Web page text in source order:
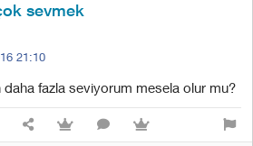
sevmek
21:10
fazla seviyorum mesela olur mu?